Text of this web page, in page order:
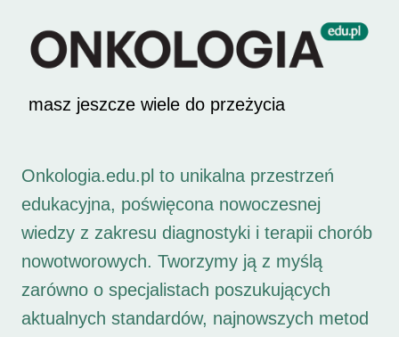
masz jeszcze wiele do przeżycia
Onkologia.edu.pl to unikalna przestrzeń
edukacyjna, poświęcona nowoczesnej
wiedzy z zakresu diagnostyki i terapii chorób
nowotworowych. Tworzymy ją z myślą
zarówno o specjalistach poszukujących
aktualnych standardów, najnowszych metod